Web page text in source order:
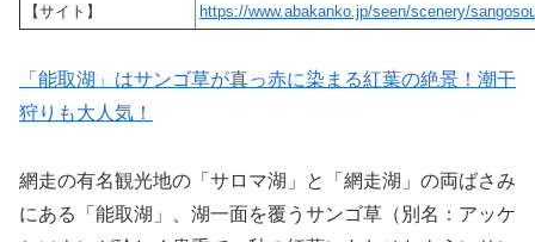
【サイト】
https://www.abakanko.jp/seen/scenery/
「能取湖」はサンゴ草が真っ赤に染まる紅葉の絶景！潮干
狩りも大人気！
網走の有名観光地の「サロマ湖」と「網走湖」の両ばさみ
にある「能取湖」、湖一面を覆うサンゴ草（別名：アッケ